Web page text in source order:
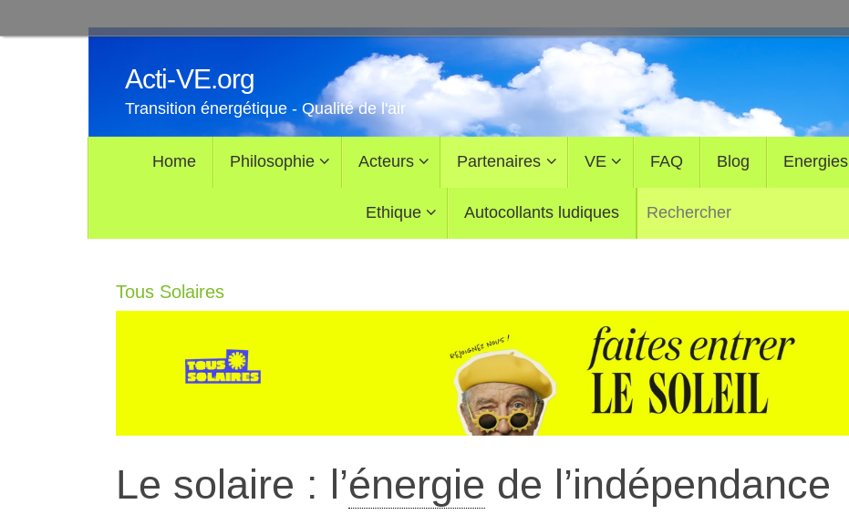
Passer
Acti-VE.org
Transition énergétique - Qualité de l'air
Home Philosophie Acteurs Partenaires VE FAQ Blog Energies
Ethique Autocollants ludiques
Tous Solaires
Le solaire : l’énergie de l’indépendance